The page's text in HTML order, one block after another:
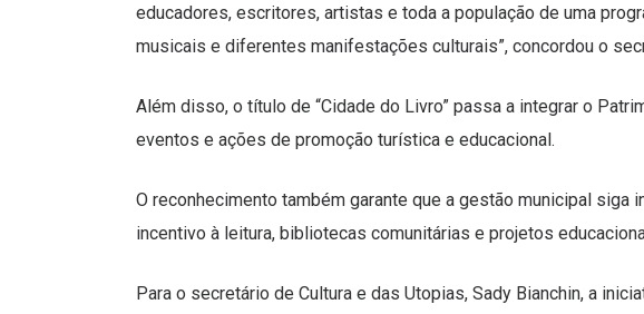
educadores, escritores, artistas e toda a população de uma
musicais e diferentes manifestações culturais”, concordou o
Além disso, o título de “Cidade do Livro” passa a integrar o
eventos e ações de promoção turística e educacional.
O reconhecimento também garante que a gestão municipal
incentivo à leitura, bibliotecas comunitárias e projetos
Para o secretário de Cultura e das Utopias, Sady Bianchin, a